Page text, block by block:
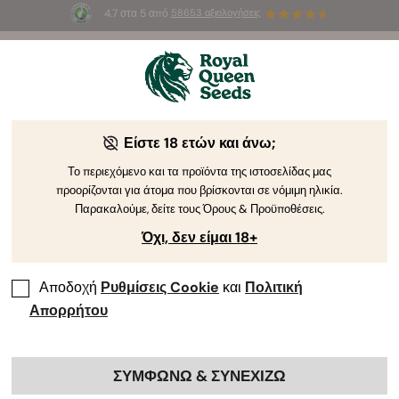
4.7 στα 5 από 58653 αξιολογήσεις
Summer Sales : Έως και -50%
προϊόντα! ⏤
Steven Voser
Οδηγίες για το Πώς να Διαλέγετε Σπόρους
Κάνναβης
Είστε νέοι στον κόσμο της κάνναβης; Η επιλογή της
Είστε 18 ετών και άνω;
Το περιεχόμενο και τα προϊόντα της ιστοσελίδας μας
προορίζονται για άτομα που βρίσκονται σε νόμιμη ηλικία.
Παρακαλούμε, δείτε τους Όρους & Προϋποθέσεις.
Όχι, δεν είμαι 18+
Αποδοχή Ρυθμίσεις Cookie και Πολιτική
Απορρήτου
ΣΥΜΦΩΝΩ & ΣΥΝΕΧΙΖΩ